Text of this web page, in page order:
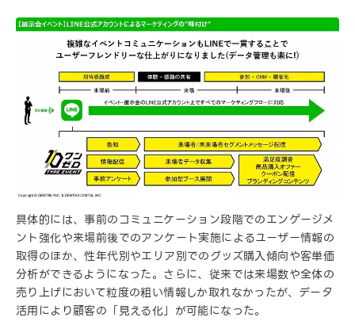
具体的には、事前のコミュニケーション段階でのエンゲージメ
ント強化や来場前後でのアンケート実施によるユーザー情報の
取得のほか、性年代別やエリア別でのグッズ購入傾向や客単価
分析ができるようになった。さらに、従来では来場数や全体の
売り上げにおいて粒度の粗い情報しか取れなかったが、データ
活用により顧客の「見える化」が可能になった。